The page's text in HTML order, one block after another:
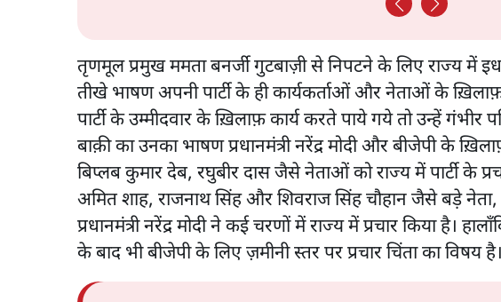
तृणमूल प्रमुख ममता बनर्जी गुटबाज़ी से निपटने के लिए राज्य में
तीखे भाषण अपनी पार्टी के ही कार्यकर्ताओं और नेताओं के
पार्टी के उम्मीदवार के ख़िलाफ़ कार्य करते पाये गये तो उन्हें गंभीर
बाक़ी का उनका भाषण प्रधानमंत्री नरेंद्र मोदी और बीजेपी के
बिप्लब कुमार देब, रघुबीर दास जैसे नेताओं को राज्य में पार्टी के
अमित शाह, राजनाथ सिंह और शिवराज सिंह चौहान जैसे बड़े
प्रधानमंत्री नरेंद्र मोदी ने कई चरणों में राज्य में प्रचार किया है।
के बाद भी बीजेपी के लिए ज़मीनी स्तर पर प्रचार चिंता का विषय है।